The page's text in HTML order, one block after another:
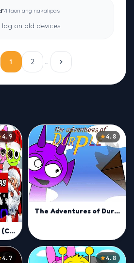
·1 taon ang nakalipas
on old devices
1 2 …
4.9
The Jolly of Sprunki (Christmas)
4.8
The Adventures of Durple
4.7 4.8